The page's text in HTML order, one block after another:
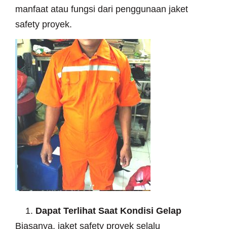
manfaat atau fungsi dari penggunaan jaket
safety proyek.
Dapat Terlihat Saat Kondisi Gelap
Biasanya, jaket safety proyek selalu